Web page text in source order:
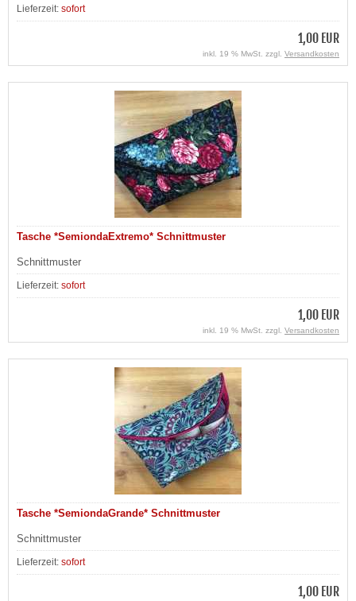
Lieferzeit: sofort
1,00 EUR
inkl. 19 % MwSt. zzgl. Versandkosten
Tasche *SemiondaExtremo* Schnittmuster
Schnittmuster
Lieferzeit: sofort
1,00 EUR
inkl. 19 % MwSt. zzgl. Versandkosten
Tasche *SemiondaGrande* Schnittmuster
Schnittmuster
Lieferzeit: sofort
1,00 EUR